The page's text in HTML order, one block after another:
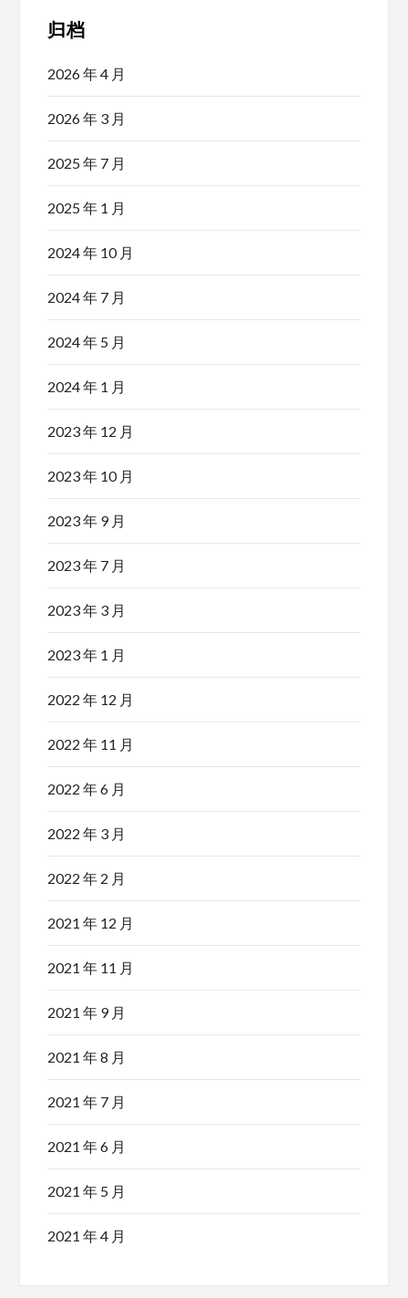
归档
2026 年 4 月
2026 年 3 月
2025 年 7 月
2025 年 1 月
2024 年 10 月
2024 年 7 月
2024 年 5 月
2024 年 1 月
2023 年 12 月
2023 年 10 月
2023 年 9 月
2023 年 7 月
2023 年 3 月
2023 年 1 月
2022 年 12 月
2022 年 11 月
2022 年 6 月
2022 年 3 月
2022 年 2 月
2021 年 12 月
2021 年 11 月
2021 年 9 月
2021 年 8 月
2021 年 7 月
2021 年 6 月
2021 年 5 月
2021 年 4 月